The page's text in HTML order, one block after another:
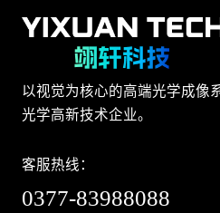
以视觉为核心的高端光学成像
光学高新技术企业。
客服热线：
0377-83988088